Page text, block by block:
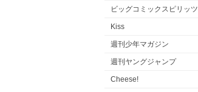
ビッグコミックスピリッツ
Kiss
週刊少年マガジン
週刊ヤングジャンプ
Cheese!